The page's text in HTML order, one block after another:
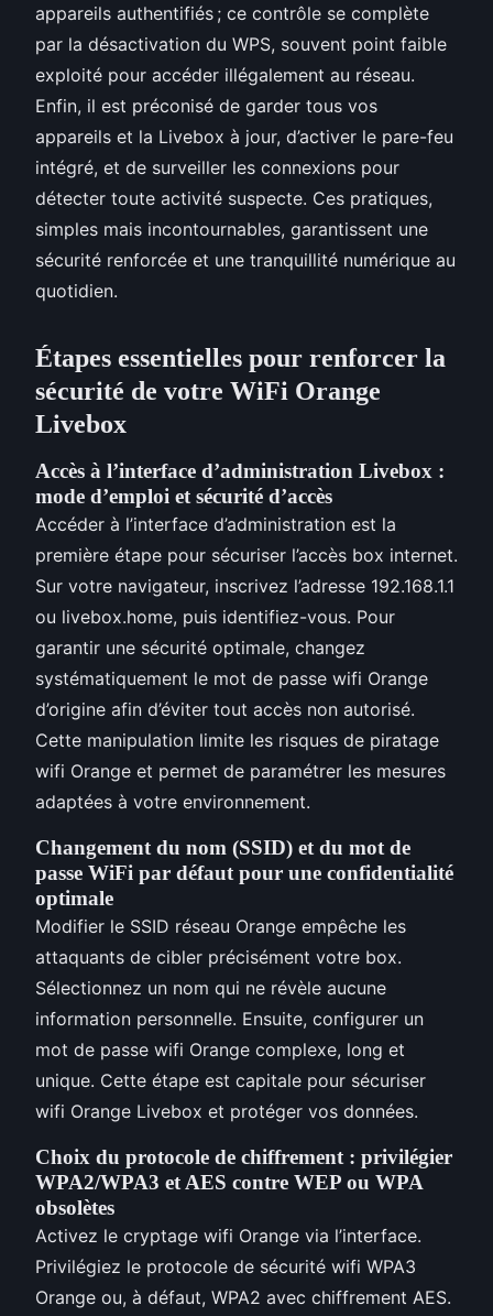
appareils authentifiés ; ce contrôle se complète
par la désactivation du WPS, souvent point faible
exploité pour accéder illégalement au réseau.
Enfin, il est préconisé de garder tous vos
appareils et la Livebox à jour, d’activer le pare-feu
intégré, et de surveiller les connexions pour
détecter toute activité suspecte. Ces pratiques,
simples mais incontournables, garantissent une
sécurité renforcée et une tranquillité numérique au
quotidien.
Étapes essentielles pour renforcer la
sécurité de votre WiFi Orange
Livebox
Accès à l’interface d’administration Livebox :
mode d’emploi et sécurité d’accès
Accéder à l’interface d’administration est la
première étape pour sécuriser l’accès box internet.
Sur votre navigateur, inscrivez l’adresse 192.168.1.1
ou livebox.home, puis identifiez-vous. Pour
garantir une sécurité optimale, changez
systématiquement le mot de passe wifi Orange
d’origine afin d’éviter tout accès non autorisé.
Cette manipulation limite les risques de piratage
wifi Orange et permet de paramétrer les mesures
adaptées à votre environnement.
Changement du nom (SSID) et du mot de
passe WiFi par défaut pour une confidentialité
optimale
Modifier le SSID réseau Orange empêche les
attaquants de cibler précisément votre box.
Sélectionnez un nom qui ne révèle aucune
information personnelle. Ensuite, configurer un
mot de passe wifi Orange complexe, long et
unique. Cette étape est capitale pour sécuriser
wifi Orange Livebox et protéger vos données.
Choix du protocole de chiffrement : privilégier
WPA2/WPA3 et AES contre WEP ou WPA
obsolètes
Activez le cryptage wifi Orange via l’interface.
Privilégiez le protocole de sécurité wifi WPA3
Orange ou, à défaut, WPA2 avec chiffrement AES.